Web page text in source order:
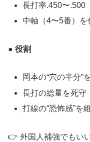
長打率.450〜.500
中軸（4〜5番）
● 役割
岡本の“穴の半分”
長打の総量を死守
打線の“恐怖感”を
👉 外国人補強でもいい